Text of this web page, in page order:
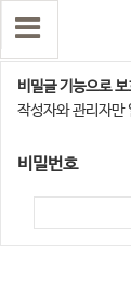
조은맘 포토
비밀글 기능으로
작성자와 관리자만
비밀번호